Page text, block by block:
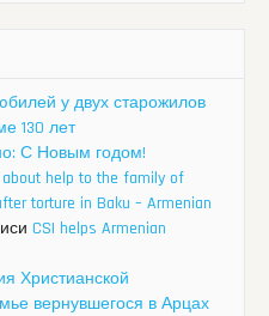
у двух старожилов
130 лет
С Новым годом!
help to the family of
torture in Baku – Armenian
CSI helps Armenian
Христианской
вернувшегося в Арцах